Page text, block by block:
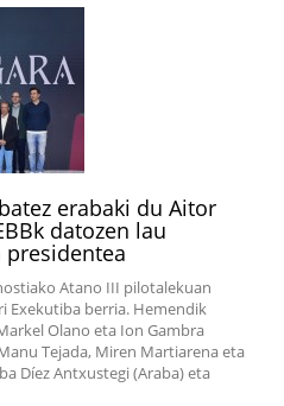
erabaki du Aitor
datozen lau
Atano III pilotalekuan
Exekutiba berria. Hemendik
Olano eta Ion Gambra
Tejada, Miren Martiarena eta
Díez Antxustegi (Araba) eta